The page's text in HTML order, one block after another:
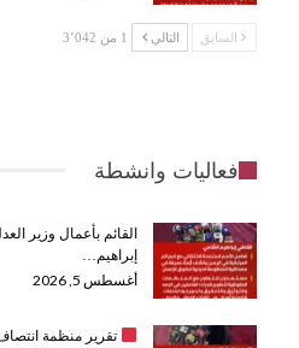
السابق التالي 1 من 3٬042
فعاليات وانشطة
القائم بأعمال وزير
إبراهيم…
أغسطس 5, 2026
تقرير منظمة